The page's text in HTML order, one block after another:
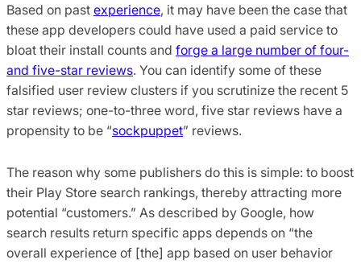
Based on past experience, it may have been the case that
these app developers could have used a paid service to
bloat their install counts and forge a large number of four-
and five-star reviews. You can identify some of these
falsified user review clusters if you scrutinize the recent 5
star reviews; one-to-three word, five star reviews have a
propensity to be “sockpuppet” reviews.
The reason why some publishers do this is simple: to boost
their Play Store search rankings, thereby attracting more
potential “customers.” As described by Google, how
search results return specific apps depends on “the
overall experience of [the] app based on user behavior